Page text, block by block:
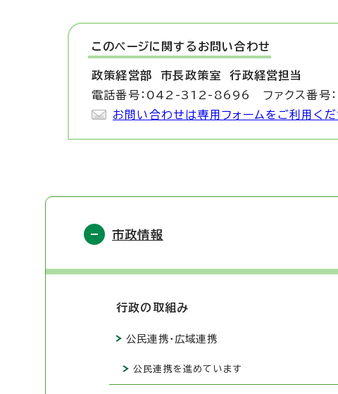
このページに関する お問い合わせ
政策経営部 市長政策室 行政経営担当
電話番号：042-312-8696 ファクス番
お問い合わせは専用フォームをご利用くだ
市政情報
行政の取組み
公民連携・広域連携
公民連携を進めています